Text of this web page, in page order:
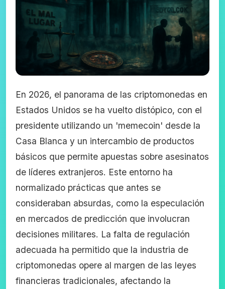
En 2026, el panorama de las criptomonedas en
Estados Unidos se ha vuelto distópico, con el
presidente utilizando un 'memecoin' desde la
Casa Blanca y un intercambio de productos
básicos que permite apuestas sobre asesinatos
de líderes extranjeros. Este entorno ha
normalizado prácticas que antes se
consideraban absurdas, como la especulación
en mercados de predicción que involucran
decisiones militares. La falta de regulación
adecuada ha permitido que la industria de
criptomonedas opere al margen de las leyes
financieras tradicionales, afectando la